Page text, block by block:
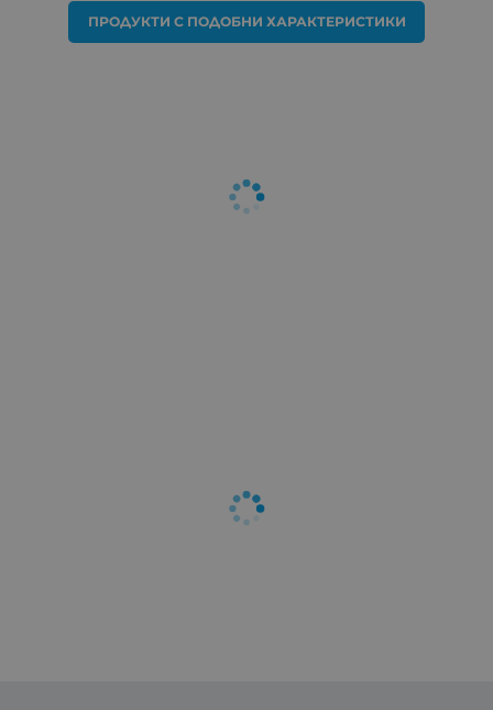
ПРОДУКТИ С ПОДОБНИ ХАРАКТЕРИСТИКИ